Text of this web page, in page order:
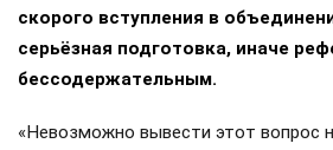
скорого вступления в
серьёзная подготовка, иначе
бессодержательным.
«Невозможно вывести этот вопрос